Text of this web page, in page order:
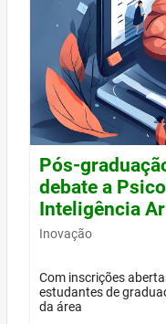
Pós-
debate a
Inteligência
Inovação
Com inscrições
estudantes de
da área